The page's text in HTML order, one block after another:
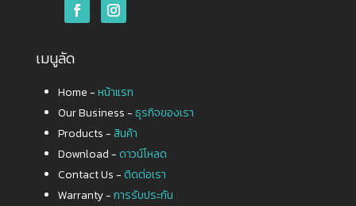
เมนูลัด
Home -หน้าแรก
Our Business -ธุรกิจของเรา
Products - สินค้า
Download - ดาวน์โหลด
Contact Us - ติดต่อเรา
Warranty -การรับประกัน